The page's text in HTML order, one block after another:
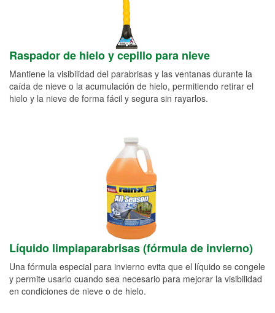
Raspador de hielo y cepillo para nieve
Mantiene la visibilidad del parabrisas y las ventanas durante la
caída de nieve o la acumulación de hielo, permitiendo retirar el
hielo y la nieve de forma fácil y segura sin rayarlos.
Líquido limpiaparabrisas (fórmula de invierno)
Una fórmula especial para invierno evita que el líquido se congele
y permite usarlo cuando sea necesario para mejorar la visibilidad
en condiciones de nieve o de hielo.